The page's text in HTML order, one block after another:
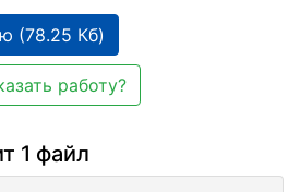
(78.25 Кб)
работу?
1 файл